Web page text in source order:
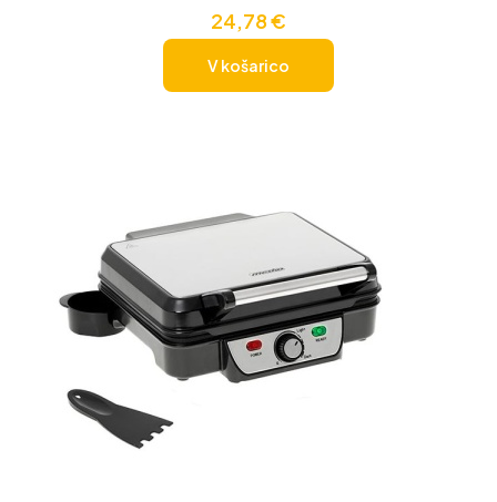
24,78€
V košarico